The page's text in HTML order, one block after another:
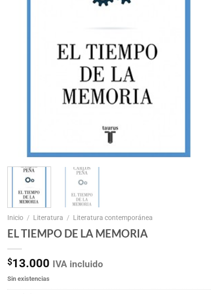
Inicio / Literatura / Literatura contemporánea
EL TIEMPO DE LA MEMORIA
$13.000 IVA incluido
Sin existencias